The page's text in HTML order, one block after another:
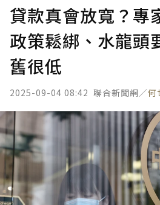
貸款真會放寬？專
政策鬆綁、水龍頭
舊很低
2025-09-04 08:42 聯合新聞網／何